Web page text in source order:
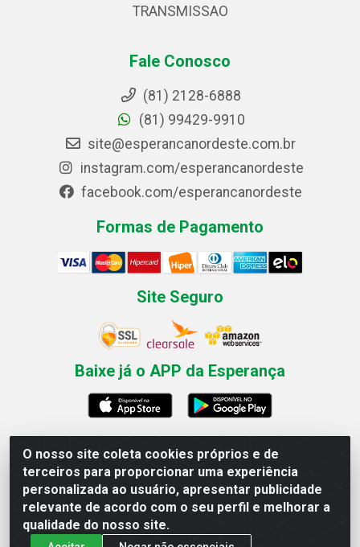
O nosso site coleta cookies próprios e de
terceiros para proporcionar uma experiência
personalizada ao usuário, apresentar publicidade
relevante de acordo com o seu perfil e melhorar a
qualidade do nosso site.
TRANSMISSAO
Fale Conosco
(81) 2128-6888
(81) 99429-9910
site@esperancanordeste.com.br
instagram.com/esperancanordeste
facebook.com/esperancanordeste
Formas de Pagamento
Site Seguro
Baixe já o APP da Esperança
Esperança Nordeste - Rua Professor Caldas Filho, 291 -
Estância - Recife / PE CEP: 50771-335 - CNPJ
03.666.136/0001-23